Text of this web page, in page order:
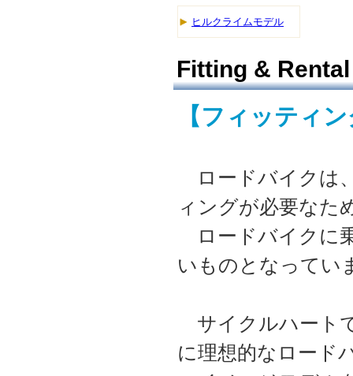
ヒルクライムモデル
Fitting & Rental
【フィッティ
ロードバイクは
ィングが必要なた
ロードバイクに
いものとなってい
サイクルハート
に理想的なロード